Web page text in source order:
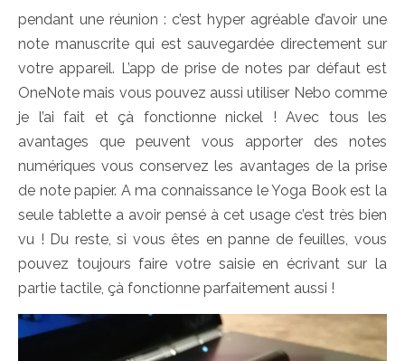
pendant une réunion : c’est hyper agréable d’avoir une
note manuscrite qui est sauvegardée directement sur
votre appareil. L’app de prise de notes par défaut est
OneNote mais vous pouvez aussi utiliser Nebo comme
je l’ai fait et çà fonctionne nickel ! Avec tous les
avantages que peuvent vous apporter des notes
numériques vous conservez les avantages de la prise
de note papier. A ma connaissance le Yoga Book est la
seule tablette a avoir pensé à cet usage c’est très bien
vu ! Du reste, si vous êtes en panne de feuilles, vous
pouvez toujours faire votre saisie en écrivant sur la
partie tactile, çà fonctionne parfaitement aussi !